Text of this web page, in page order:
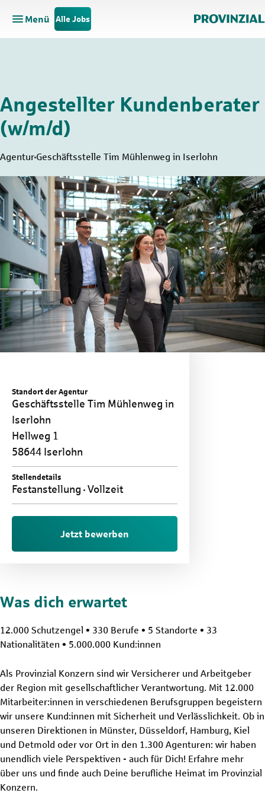
Zum Hauptinhalt springen
Zur Navigation springen
Menü
Hauptnavigation öffnen
Alle Jobs
Angestellter Kundenberater
(w/m/d)
Agentur Geschäftsstelle Tim Mühlenweg in Iserlohn
Standort der Agentur
Geschäftsstelle Tim Mühlenweg in
Iserlohn
Hellweg 1
58644 Iserlohn
Stellendetails
Festanstellung Vollzeit
Jetzt bewerben
Was dich erwartet
12.000 Schutzengel • 330 Berufe • 5 Standorte • 33
Nationalitäten • 5.000.000 Kund:innen
Als Provinzial Konzern sind wir Versicherer und Arbeitgeber
der Region mit gesellschaftlicher Verantwortung. Mit 12.000
Mitarbeiter:innen in verschiedenen Berufsgruppen begeistern
wir unsere Kund:innen mit Sicherheit und Verlässlichkeit. Ob in
unseren Direktionen in Münster, Düsseldorf, Hamburg, Kiel
und Detmold oder vor Ort in den 1.300 Agenturen: wir haben
unendlich viele Perspektiven - auch für Dich! Erfahre mehr
über uns und finde auch Deine berufliche Heimat im Provinzial
Konzern.